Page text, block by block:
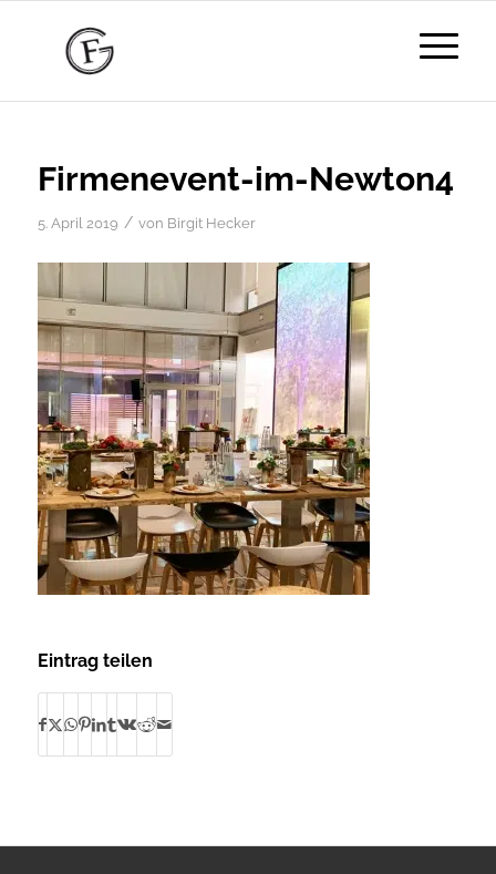
Firmenevent-im-Newton4
5. April 2019 / von Birgit Hecker
Eintrag teilen